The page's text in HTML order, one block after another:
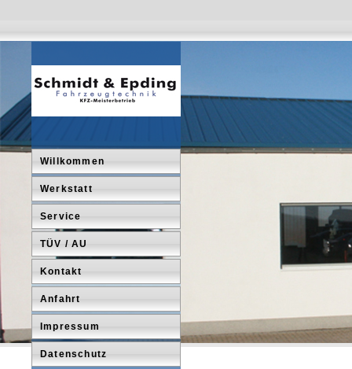
Willkommen
Werkstatt
Service
TÜV / AU
Kontakt
Anfahrt
Impressum
Datenschutz